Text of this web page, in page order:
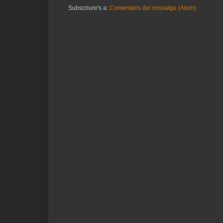
Subscriure's a: Comentaris del missatge (Atom)